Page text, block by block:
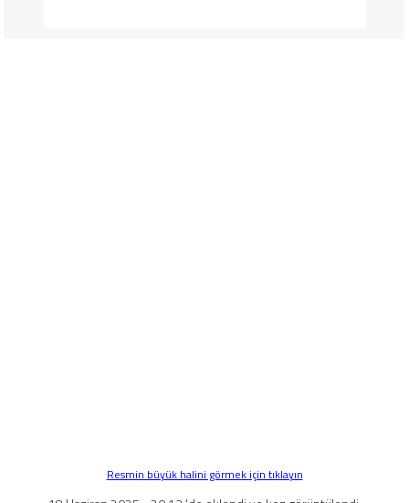
Resmin büyük halini görmek için tıklayın